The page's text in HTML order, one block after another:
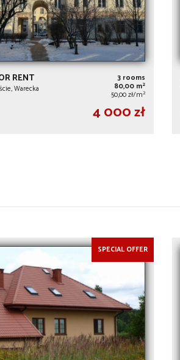
RENT
Warecka
3 rooms
80,00 m2
50,00 zł/m2
4 000 zł
SPECIAL OFFER